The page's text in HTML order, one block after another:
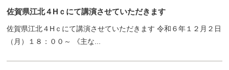
佐賀県江北４Hｃにて講演させていただきます
佐賀県江北４Hｃにて講演させていただきます 令和６年１２月２日
（月）１８：００～ 《主な...